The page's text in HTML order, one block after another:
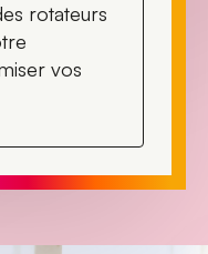
rotateurs
vos